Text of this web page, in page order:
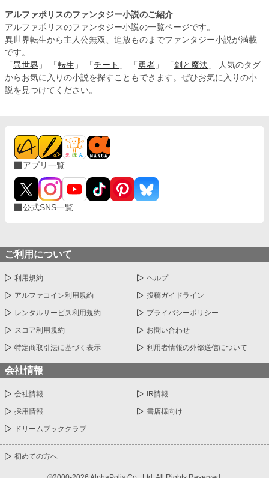
アルファポリスのファンタジー小説のご紹介
アルファポリスのファンタジー小説の一覧ページです。
異世界転生から主人公無双、追放ものまでファンタジー小説が満載
です。
「 異世界 」 「 転生 」 「 チート 」 「 勇者 」 「 剣と魔法 」 人気のタグ
からお気に入りの小説を探すこともできます。ぜひお気に入りの小
説を見つけてください。
アプリ一覧
公式SNS一覧
ご利用について
利用規約 ヘルプ
アルファコイン利用規約 投稿ガイドライン
レンタルサービス利用規約 プライバシーポリシー
スコア利用規約 お問い合わせ
特定商取引法に基づく表示 利用者情報の外部送信について
会社情報
会社情報 IR情報
採用情報 書店様向け
ドリームブッククラブ
初めての方へ